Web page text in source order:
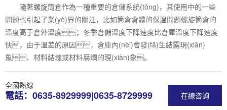
隨著螺旋筒倉作為一種重要的倉儲系統(tǒng)，其使用中的一些
問題也引起了業(yè)界的關注，比如筒倉倉體的保溫問題螺旋筒倉的
溫度高于倉外溫度；冬季倉儲溫度下降速度比倉庫溫度下降速度
快，由于溫差的原因，倉庫內(nèi)會發(fā)生結露現(xiàn)
象、材料結塊或材料腐爛的現(xiàn)象。
在線咨詢
全國熱線
電話：0635-8929999|0635-8729999